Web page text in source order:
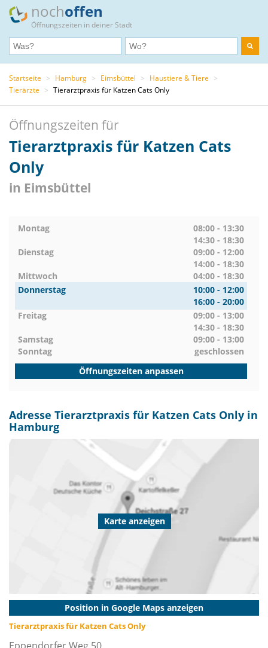
nochoffen
Öffnungszeiten in deiner Stadt
Startseite > Hamburg > Eimsbüttel > Haustiere & Tiere >
Tierärzte > Tierarztpraxis für Katzen Cats Only
Öffnungszeiten für
Tierarztpraxis für Katzen Cats
Only
in Eimsbüttel
Montag
08:00 - 13:30
14:30 - 18:30
Dienstag
09:00 - 12:00
14:00 - 18:30
Mittwoch
04:00 - 18:30
Donnerstag
10:00 - 12:00
16:00 - 20:00
Freitag
09:00 - 13:00
14:30 - 18:30
Samstag
09:00 - 13:00
Sonntag
geschlossen
Öffnungszeiten anpassen
Adresse Tierarztpraxis für Katzen Cats Only in
Hamburg
Karte anzeigen
Position in Google Maps anzeigen
Tierarztpraxis für Katzen Cats Only